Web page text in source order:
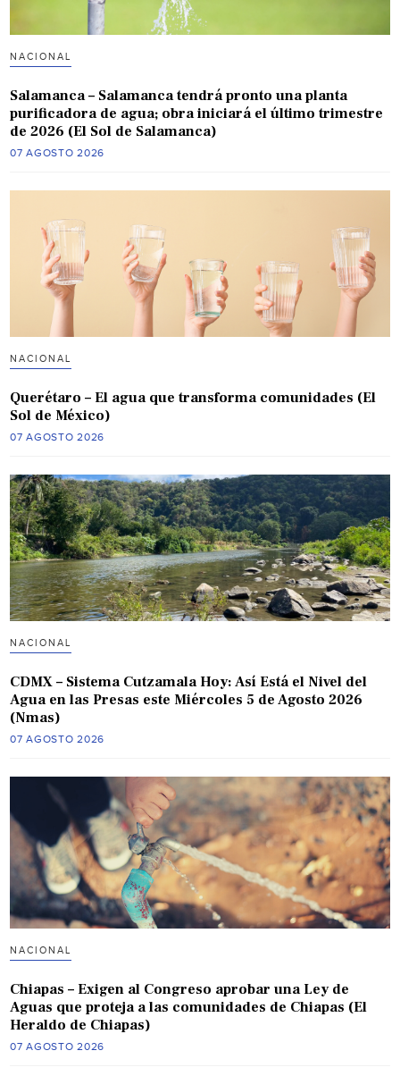
NACIONAL
Salamanca – Salamanca tendrá pronto una planta
purificadora de agua; obra iniciará el último trimestre
de 2026 (El Sol de Salamanca)
07 AGOSTO 2026
NACIONAL
Querétaro – El agua que transforma comunidades (El
Sol de México)
07 AGOSTO 2026
NACIONAL
CDMX – Sistema Cutzamala Hoy: Así Está el Nivel del
Agua en las Presas este Miércoles 5 de Agosto 2026
(Nmas)
07 AGOSTO 2026
NACIONAL
Chiapas – Exigen al Congreso aprobar una Ley de
Aguas que proteja a las comunidades de Chiapas (El
Heraldo de Chiapas)
07 AGOSTO 2026